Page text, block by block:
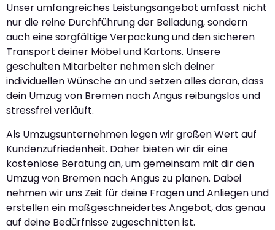
Unser umfangreiches Leistungsangebot umfasst nicht
nur die reine Durchführung der Beiladung, sondern
auch eine sorgfältige Verpackung und den sicheren
Transport deiner Möbel und Kartons. Unsere
geschulten Mitarbeiter nehmen sich deiner
individuellen Wünsche an und setzen alles daran, dass
dein Umzug von Bremen nach Angus reibungslos und
stressfrei verläuft.
Als Umzugsunternehmen legen wir großen Wert auf
Kundenzufriedenheit. Daher bieten wir dir eine
kostenlose Beratung an, um gemeinsam mit dir den
Umzug von Bremen nach Angus zu planen. Dabei
nehmen wir uns Zeit für deine Fragen und Anliegen und
erstellen ein maßgeschneidertes Angebot, das genau
auf deine Bedürfnisse zugeschnitten ist.